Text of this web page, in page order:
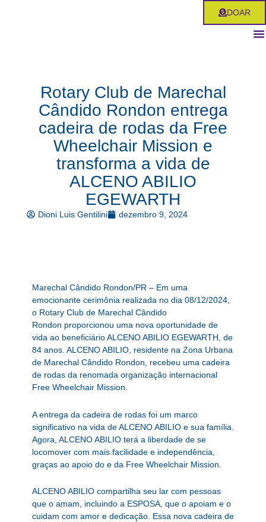
DOAR
Rotary Club de Marechal
Cândido Rondon entrega
cadeira de rodas da Free
Wheelchair Mission e
transforma a vida de
ALCENO ABILIO
EGEWARTH
Dioni Luis Gentilini dezembro 9, 2024
Marechal Cândido Rondon/PR – Em uma
emocionante cerimônia realizada no dia 08/12/2024,
o Rotary Club de Marechal Cândido
Rondon proporcionou uma nova oportunidade de
vida ao beneficiário ALCENO ABILIO EGEWARTH, de
84 anos. ALCENO ABILIO, residente na Zona Urbana
de Marechal Cândido Rondon, recebeu uma cadeira
de rodas da renomada organização internacional
Free Wheelchair Mission.
A entrega da cadeira de rodas foi um marco
significativo na vida de ALCENO ABILIO e sua família.
Agora, ALCENO ABILIO terá a liberdade de se
locomover com mais facilidade e independência,
graças ao apoio do e da Free Wheelchair Mission.
ALCENO ABILIO compartilha seu lar com pessoas
que o amam, incluindo a ESPOSA, que o apoiam e o
cuidam com amor e dedicação. Essa nova cadeira de